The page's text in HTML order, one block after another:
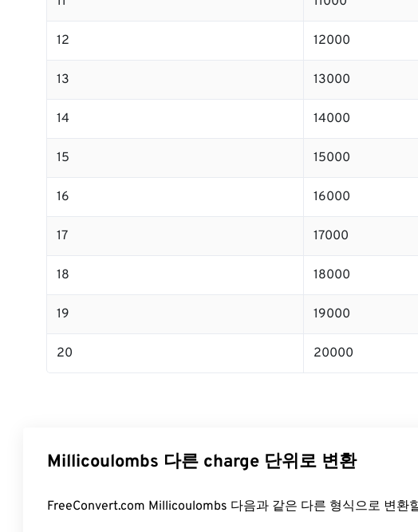
12 12000
13 13000
14 14000
15 15000
16 16000
17 17000
18 18000
19 19000
20 20000
Millicoulombs 다른 charge 단위로 변환
FreeConvert.com Millicoulombs 다음과 같은 다른 형식으로 변환